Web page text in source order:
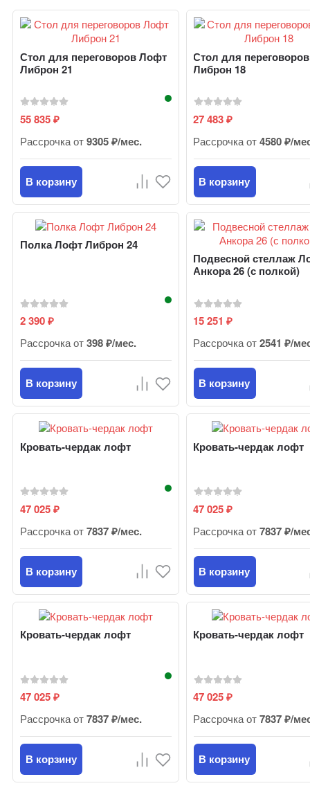
Стол для переговоров Лофт
Либрон 21
55 835₽
Рассрочка от9305 ₽/мес.
В корзину
Стол для
Либрон 18
27 483₽
Рассрочка от4580 ₽/
В корзину
Полка Лофт Либрон 24
2 390₽
Рассрочка от398 ₽/мес.
В корзину
Подвесной стеллаж
Анкора 26 (с полкой)
15 251₽
Рассрочка от2541 ₽/
В корзину
Кровать-чердак лофт
47 025₽
Рассрочка от7837 ₽/мес.
В корзину
Кровать-чердак лофт
47 025₽
Рассрочка от7837 ₽/
В корзину
Кровать-чердак лофт
47 025₽
Рассрочка от7837 ₽/мес.
В корзину
Кровать-чердак лофт
47 025₽
Рассрочка от7837 ₽/
В корзину